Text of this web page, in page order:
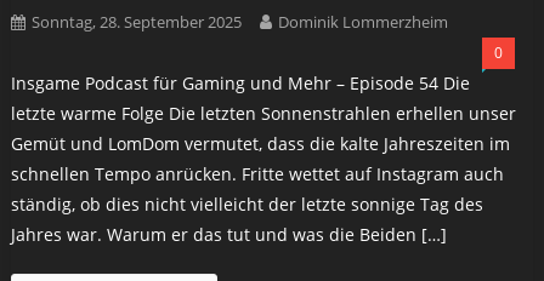
Sonntag, 28. September 2025 Dominik Lommerzheim
0
Insgame Podcast für Gaming und Mehr – Episode 54 Die
letzte warme Folge Die letzten Sonnenstrahlen erhellen unser
Gemüt und LomDom vermutet, dass die kalte Jahreszeiten im
schnellen Tempo anrücken. Fritte wettet auf Instagram auch
ständig, ob dies nicht vielleicht der letzte sonnige Tag des
Jahres war. Warum er das tut und was die Beiden […]